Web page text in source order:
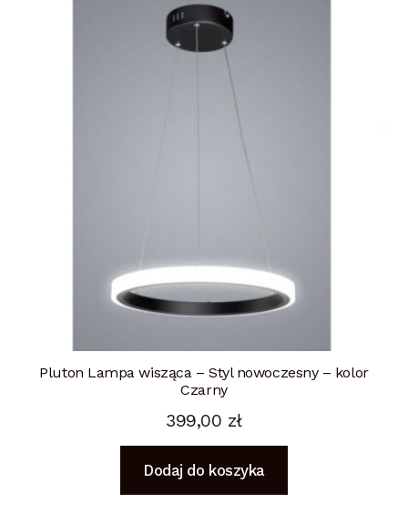
Pluton Lampa wisząca – Styl nowoczesny – kolor
Czarny
399,00 zł
Dodaj do koszyka